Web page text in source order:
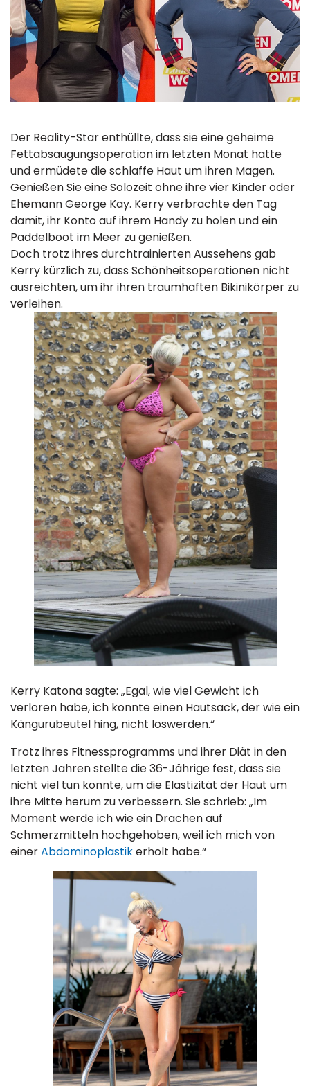
Der Reality-Star enthüllte, dass sie eine geheime
Fettabsaugungsoperation im letzten Monat hatte
und ermüdete die schlaffe Haut um ihren Magen.
Genießen Sie eine Solozeit ohne ihre vier Kinder oder
Ehemann George Kay. Kerry verbrachte den Tag
damit, ihr Konto auf ihrem Handy zu holen und ein
Paddelboot im Meer zu genießen.
Doch trotz ihres durchtrainierten Aussehens gab
Kerry kürzlich zu, dass Schönheitsoperationen nicht
ausreichten, um ihr ihren traumhaften Bikinikörper zu
verleihen.
Kerry Katona sagte: „Egal, wie viel Gewicht ich
verloren habe, ich konnte einen Hautsack, der wie ein
Kängurubeutel hing, nicht loswerden.“
Trotz ihres Fitnessprogramms und ihrer Diät in den
letzten Jahren stellte die 36-Jährige fest, dass sie
nicht viel tun konnte, um die Elastizität der Haut um
ihre Mitte herum zu verbessern. Sie schrieb: „Im
Moment werde ich wie ein Drachen auf
Schmerzmitteln hochgehoben, weil ich mich von
einerAbdominoplastikerholt habe.“